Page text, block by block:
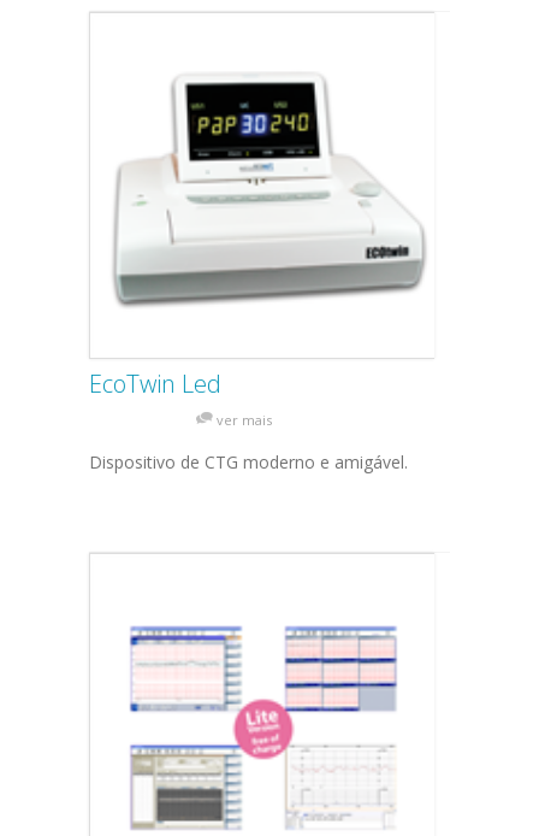
EcoTwin Led
ver mais
Dispositivo de CTG moderno e amigável.